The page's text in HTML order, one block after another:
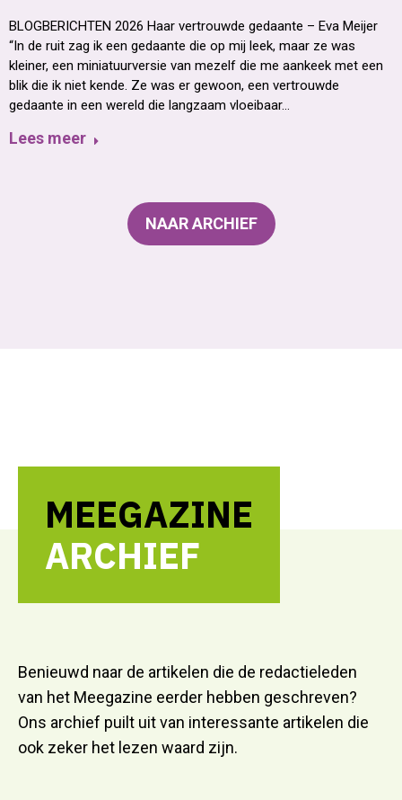
BLOGBERICHTEN 2026 Haar vertrouwde gedaante – Eva Meijer
“In de ruit zag ik een gedaante die op mij leek, maar ze was
kleiner, een miniatuurversie van mezelf die me aankeek met een
blik die ik niet kende. Ze was er gewoon, een vertrouwde
gedaante in een wereld die langzaam vloeibaar…
Lees meer
NAAR ARCHIEF
MEEGAZINE
ARCHIEF
Benieuwd naar de artikelen die de redactieleden
van het Meegazine eerder hebben geschreven?
Ons archief puilt uit van interessante artikelen die
ook zeker het lezen waard zijn.